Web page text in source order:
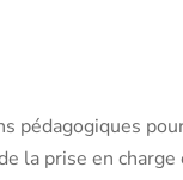
pédagogiques
la prise en